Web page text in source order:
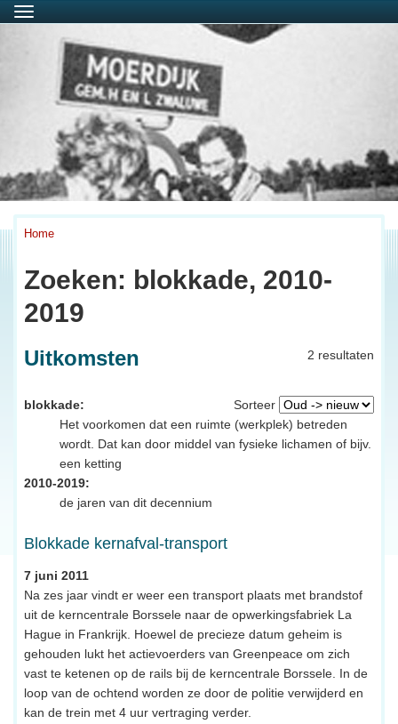
Menu
Home
Zoeken: blokkade, 2010-
2019
2 resultaten
Uitkomsten
Sorteer
blokkade:
Het voorkomen dat een ruimte (werkplek) betreden
wordt. Dat kan door middel van fysieke lichamen of bijv.
een ketting
2010-2019:
de jaren van dit decennium
Blokkade kernafval-transport
7 juni 2011
Na zes jaar vindt er weer een transport plaats met brandstof
uit de kerncentrale Borssele naar de opwerkingsfabriek La
Hague in Frankrijk. Hoewel de precieze datum geheim is
gehouden lukt het actievoerders van Greenpeace om zich
vast te ketenen op de rails bij de kerncentrale Borssele. In de
loop van de ochtend worden ze door de politie verwijderd en
kan de trein met 4 uur vertraging verder.